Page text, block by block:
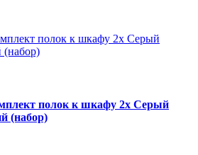
полок к шкафу 2х Серый
(набор)